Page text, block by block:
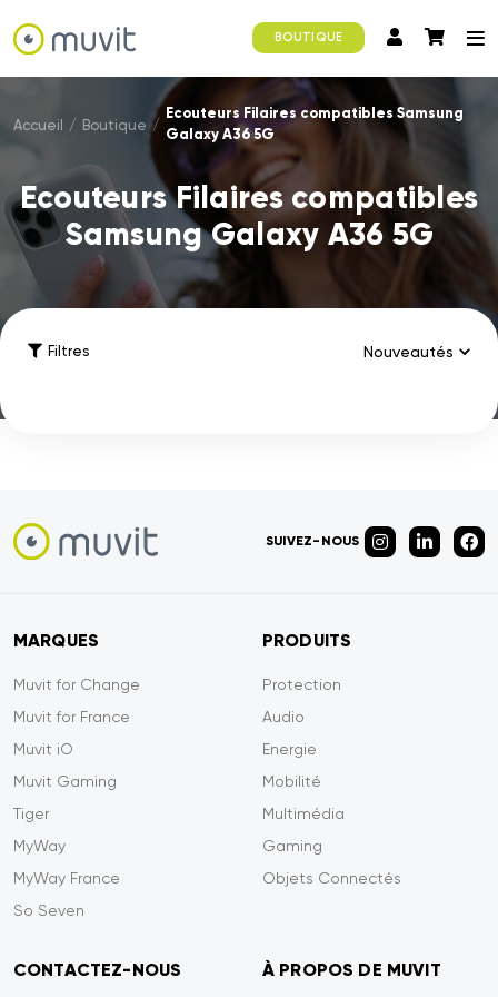
BOUTIQUE
Accueil / Boutique /
Ecouteurs Filaires compatibles Samsung
Galaxy A36 5G
Ecouteurs Filaires compatibles
Samsung Galaxy A36 5G
Filtres
SUIVEZ-NOUS
MARQUES
Muvit for Change
Muvit for France
Muvit iO
Muvit Gaming
Tiger
MyWay
MyWay France
So Seven
PRODUITS
Protection
Audio
Energie
Mobilité
Multimédia
Gaming
Objets Connectés
CONTACTEZ-NOUS À PROPOS DE MUVIT